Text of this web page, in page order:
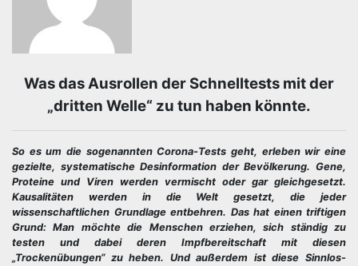
Was das Ausrollen der Schnelltests mit der
„dritten Welle“ zu tun haben könnte.
So es um die sogenannten Corona-Tests geht, erleben wir eine
gezielte, systematische Desinformation der Bevölkerung. Gene,
Proteine und Viren werden vermischt oder gar gleichgesetzt.
Kausalitäten werden in die Welt gesetzt, die jeder
wissenschaftlichen Grundlage entbehren. Das hat einen triftigen
Grund: Man möchte die Menschen erziehen, sich ständig zu
testen und dabei deren Impfbereitschaft mit diesen
„Trockenübungen“ zu heben. Und außerdem ist diese Sinnlos-